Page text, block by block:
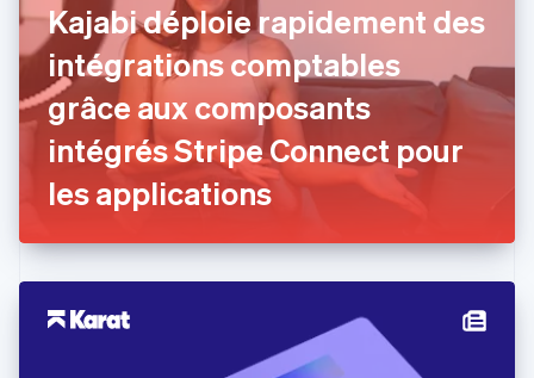
Kajabi déploie rapidement des
intégrations comptables
grâce aux composants
intégrés Stripe Connect pour
les applications
Croatie
English Italiano
Danemark
English
Émirats arabes unis
English
EspañolEnglish
English
États-Unis
Finlande